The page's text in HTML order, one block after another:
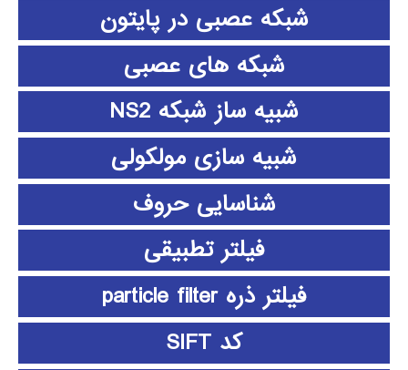
شبکه عصبی در پایتون
شبکه های عصبی
شبیه ساز شبکه NS2
شبیه سازی مولکولی
شناسایی حروف
فیلتر تطبیقی
فیلتر ذره particle filter
کد SIFT